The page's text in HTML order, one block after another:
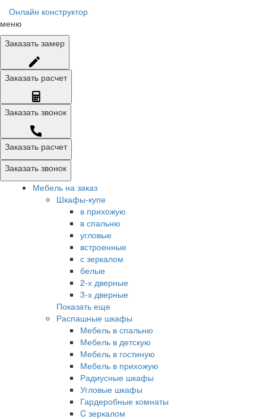
Онлайн конструктор
меню
Заказать замер
Заказать расчет
Заказать звонок
Заказать расчет
Заказать звонок
Мебель на заказ
Шкафы-купе
в прихожую
в спальню
угловые
встроенные
с зеркалом
белые
2-х дверные
3-х дверные
Показать еще
Распашные шкафы
Мебель в спальню
Мебель в детскую
Мебель в гостиную
Мебель в прихожую
Радиусные шкафы
Угловые шкафы
Гардеробные комнаты
C зеркалом